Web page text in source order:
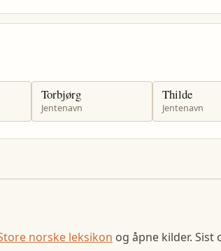
Torbjørg
Jentenavn
Thilde
Jentenavn
norske leksikon og åpne kilder. Sist